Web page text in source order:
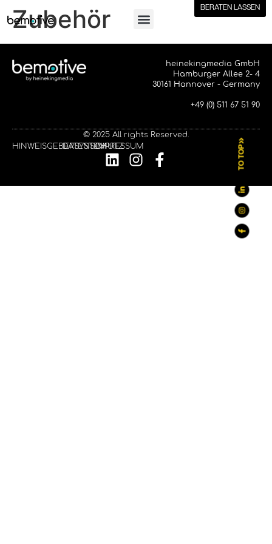
BERATEN LASSEN
Zubehör
heinekingmedia GmbH
Hamburger Allee 2- 4
30161 Hannover - Germany
+49 (0) 511 67 51 90
TO TOP
© 2025 All rights Reserved.
IMPRESSUM
DATENSCHUTZ
HINWEISGEBERSYSTEM